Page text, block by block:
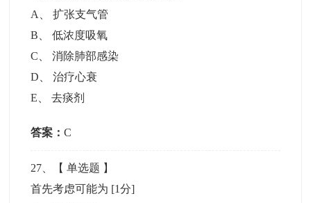
A
、扩张支气管
B 、低浓度吸氧
C 、消除肺部感染
D 、治疗心衰
E 、去痰剂
答案：C
27 、【单选题 】
首先考虑可能为 [1分]